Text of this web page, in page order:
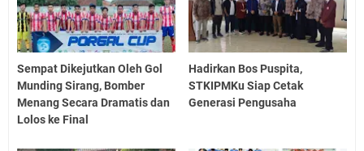
Sempat Dikejutkan Oleh Gol
Munding Sirang, Bomber
Menang Secara Dramatis dan
Lolos ke Final
Hadirkan Bos Puspita,
STKIPMKu Siap Cetak
Generasi Pengusaha